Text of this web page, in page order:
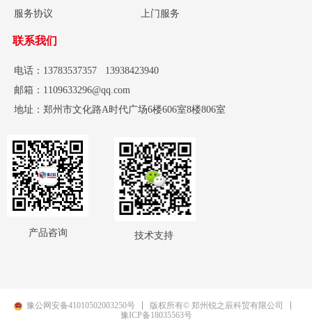
服务协议 上门服务
电话：13783537357 13938423940
邮箱：1109633296@qq.com
地址：郑州市文化路A时代广场6楼606室8楼806室
联系我们
产品咨询 技术支持
豫公网安备41010502003250号
版权所有© 郑州锐之辰科贸有限公司
豫ICP备18035563号